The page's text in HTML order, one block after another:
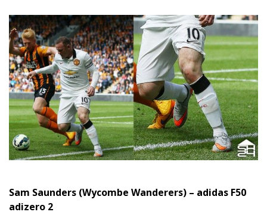
Sam Saunders (Wycombe Wanderers) – adidas F50
adizero 2